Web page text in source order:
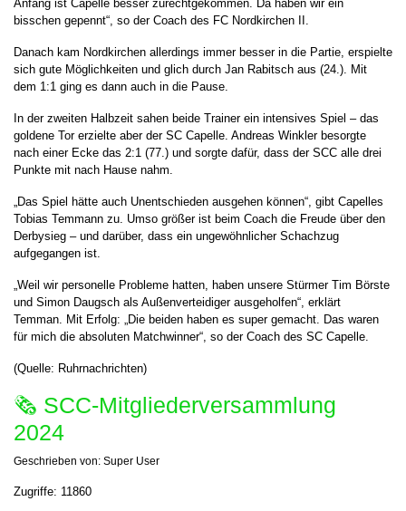
Anfang ist Capelle besser zurechtgekommen. Da haben wir ein
bisschen gepennt“, so der Coach des FC Nordkirchen II.
Danach kam Nordkirchen allerdings immer besser in die Partie, erspielte
sich gute Möglichkeiten und glich durch Jan Rabitsch aus (24.). Mit
dem 1:1 ging es dann auch in die Pause.
In der zweiten Halbzeit sahen beide Trainer ein intensives Spiel – das
goldene Tor erzielte aber der SC Capelle. Andreas Winkler besorgte
nach einer Ecke das 2:1 (77.) und sorgte dafür, dass der SCC alle drei
Punkte mit nach Hause nahm.
„Das Spiel hätte auch Unentschieden ausgehen können“, gibt Capelles
Tobias Temmann zu. Umso größer ist beim Coach die Freude über den
Derbysieg – und darüber, dass ein ungewöhnlicher Schachzug
aufgegangen ist.
„Weil wir personelle Probleme hatten, haben unsere Stürmer Tim Börste
und Simon Daugsch als Außenverteidiger ausgeholfen“, erklärt
Temman. Mit Erfolg: „Die beiden haben es super gemacht. Das waren
für mich die absoluten Matchwinner“, so der Coach des SC Capelle.
(Quelle: Ruhrnachrichten)
🗞 SCC-Mitgliederversammlung
2024
Geschrieben von: Super User
Zugriffe: 11860